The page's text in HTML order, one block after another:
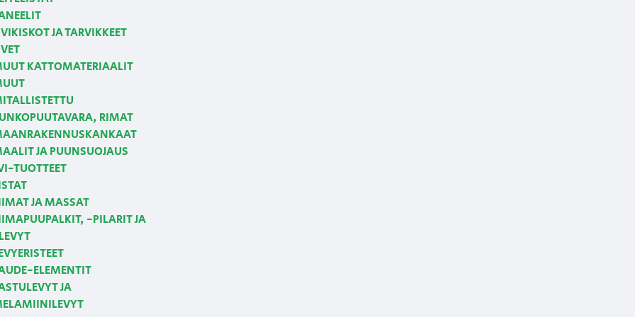
JA TARVIKKEET
KATTOMATERIAALIT
RIMAT
JA PUUNSUOJAUS
TUOTTEET
JA MASSAT
-PILARIT JA
ELEMENTIT
JA